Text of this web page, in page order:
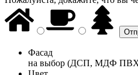
Фасад
на выбор (ДСП, МДФ ПВХ